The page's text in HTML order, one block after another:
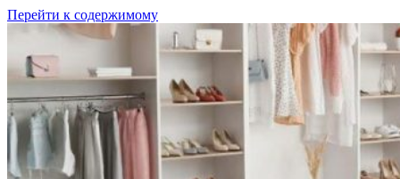
Перейти к содержимому